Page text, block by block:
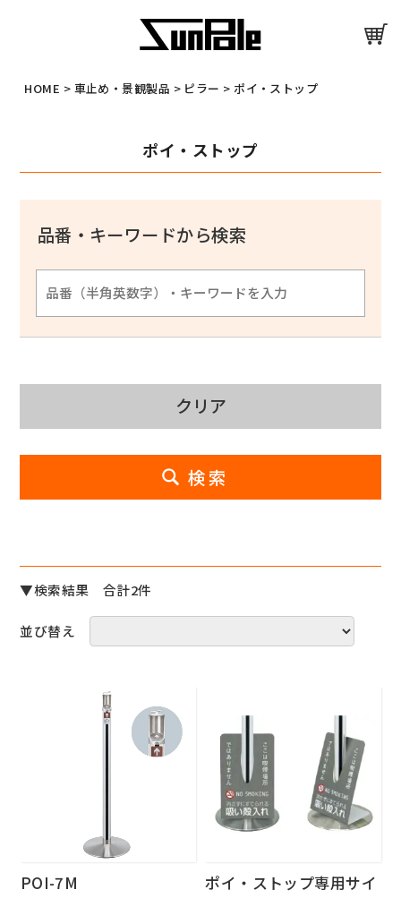
HOME > 車止め・景観製品 > ピラー > ポイ・ストップ
ポイ・ストップ
品番・キーワードから検索
▼検索結果 合計2件
並び替え
POI-7M
ポイ・ストップ専用サイ